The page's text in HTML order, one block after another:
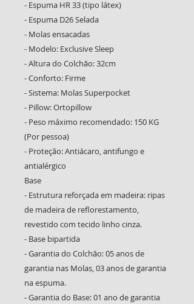
- Espuma HR 33 (tipo látex)
- Espuma D26 Selada
- Molas ensacadas
- Modelo: Exclusive Sleep
- Altura do Colchão: 32cm
- Conforto: Firme
- Sistema: Molas Superpocket
- Pillow: Ortopillow
- Peso máximo recomendado: 150 KG
(Por pessoa)
- Proteção: Antiácaro, antifungo e
antialérgico
Base
- Estrutura reforçada em madeira: ripas
de madeira de reflorestamento,
revestido com tecido linho cinza.
- Base bipartida
- Garantia do Colchão: 05 anos de
garantia nas Molas, 03 anos de garantia
na espuma.
- Garantia do Base: 01 ano de garantia